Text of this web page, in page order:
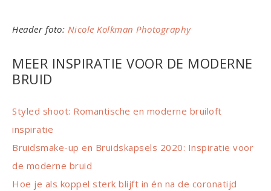
Header foto: Nicole Kolkman Photography
MEER INSPIRATIE VOOR DE MODERNE
BRUID
Styled shoot: Romantische en moderne bruiloft
inspiratie
Bruidsmake-up en Bruidskapsels 2020: Inspiratie voor
de moderne bruid
Hoe je als koppel sterk blijft in én na de coronatijd